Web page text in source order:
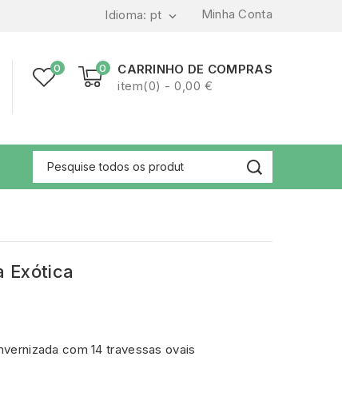
Minha Conta
Idioma: pt 
0
CARRINHO DE COMPRAS
item(0) - 0,00 €
0
Exótica
com 14 travessas ovais